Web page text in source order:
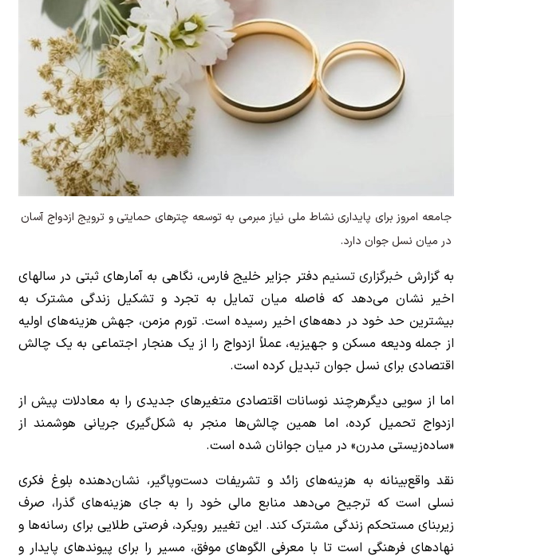
جامعه امروز برای پایداری نشاط ملی نیاز مبرمی به توسعه چترهای حمایتی و ترویج ازدواج آسان
در میان نسل جوان دارد.
به گزارش خبرگزاری تسنیمدفتر جزایر خلیج فارس، نگاهی به آمارهای ثبتی در سالهای
اخیر نشان می‌دهد که فاصله میان تمایل به تجرد و تشکیل زندگی مشترک به
بیشترین حد خود در دهه‌های اخیر رسیده است. تورم مزمن، جهش هزینه‌های اولیه
از جمله ودیعه مسکن و جهیزیه، عملاً ازدواج را از یک هنجار اجتماعی به یک چالش
اقتصادی برای نسل جوان تبدیل کرده است.
اما از سویی دیگرهرچند نوسانات اقتصادی متغیرهای جدیدی را به معادلات پیش از
ازدواج تحمیل کرده، اما همین چالش‌ها منجر به شکل‌گیری جریانی هوشمند از
«ساده‌زیستی مدرن» در میان جوانان شده است.
نقد واقع‌بینانه به هزینه‌های زائد و تشریفات دست‌وپاگیر، نشان‌دهنده بلوغ فکری
نسلی است که ترجیح می‌دهد منابع مالی خود را به جای هزینه‌های گذرا، صرف
زیربنای مستحکم زندگی مشترک کند. این تغییر رویکرد، فرصتی طلایی برای رسانه‌ها و
نهادهای فرهنگی است تا با معرفی الگوهای موفق، مسیر را برای پیوندهای پایدار و